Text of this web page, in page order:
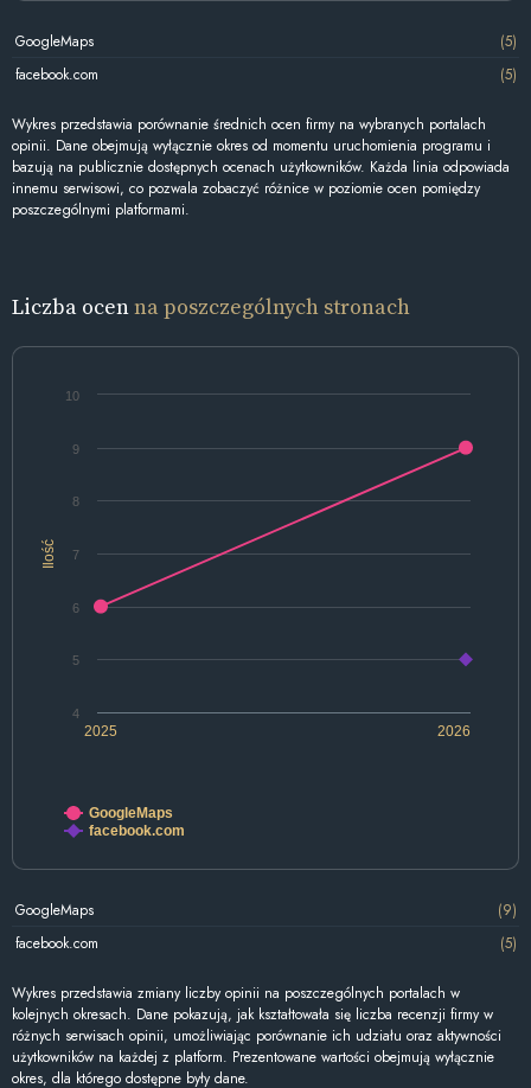
GoogleMaps
(5)
facebook.com
(5)
Wykres przedstawia porównanie średnich ocen firmy na wybranych portalach
opinii. Dane obejmują wyłącznie okres od momentu uruchomienia programu i
bazują na publicznie dostępnych ocenach użytkowników. Każda linia odpowiada
innemu serwisowi, co pozwala zobaczyć różnice w poziomie ocen pomiędzy
poszczególnymi platformami.
Liczba ocenna poszczególnych stronach
Ilość
2025 2026
4
5
6
7
8
9
10
GoogleMaps
facebook.com
GoogleMaps
(9)
facebook.com
(5)
Wykres przedstawia zmiany liczby opinii na poszczególnych portalach w
kolejnych okresach. Dane pokazują, jak kształtowała się liczba recenzji firmy w
różnych serwisach opinii, umożliwiając porównanie ich udziału oraz aktywności
użytkowników na każdej z platform. Prezentowane wartości obejmują wyłącznie
okres, dla którego dostępne były dane.